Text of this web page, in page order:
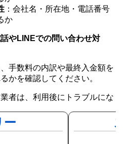
：会社名・所在地・電話番号
か
話やLINEでの問い合わせ対
手数料の内訳や最終入金額を
かを確認してください。
者は、利用後にトラブルにな
ー ス